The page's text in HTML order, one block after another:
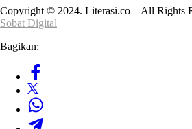
Copyright © 2024. Literasi.co – All Rights
Sobat Digital
Bagikan: